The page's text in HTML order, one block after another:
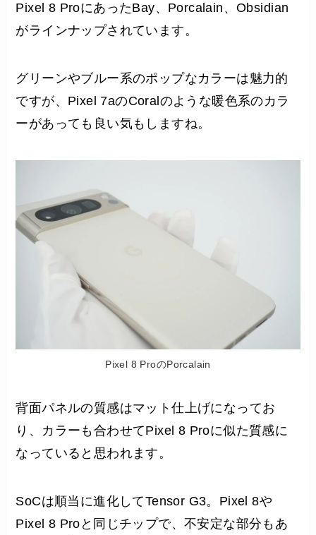
Pixel 8 ProにあったBay、Porcalain、Obsidian
がラインナップされています。
グリーンやブルー系のポップなカラーは魅力的
ですが、Pixel 7aのCoralのような暖色系のカラ
ーがあっても良い気もしますね。
Pixel 8 ProのPorcalain
背面パネルの質感はマット仕上げになってお
り、カラーも合わせてPixel 8 Proに似た質感に
なっていると思われます。
SoCは順当に進化してTensor G3。Pixel 8や
Pixel 8 Proと同じチップで、不安定な部分もあ